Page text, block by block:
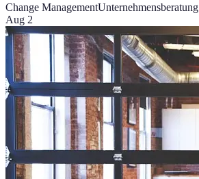
Change ManagementUnternehmensberatung
Aug 2